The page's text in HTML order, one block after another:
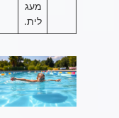
מעג
לית.